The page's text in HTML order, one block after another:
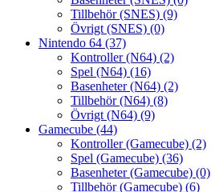
Tillbehör (SNES) (9)
Övrigt (SNES) (0)
Nintendo 64 (37)
Kontroller (N64) (2)
Spel (N64) (16)
Basenheter (N64) (2)
Tillbehör (N64) (8)
Övrigt (N64) (9)
Gamecube (44)
Kontroller (Gamecube) (2)
Spel (Gamecube) (36)
Basenheter (Gamecube) (0)
Tillbehör (Gamecube) (6)